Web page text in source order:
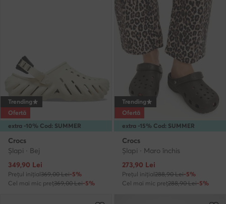
extra -10% Cod: SUMMER
Trending
Ofertă
Crocs
Şlapi · Bej
Prețul actual
349,90 Lei
Prețul inițial369,00 Lei-5%
Cel mai mic preț369,00 Lei-5%
extra -15% Cod: SUMMER
Trending
Ofertă
Crocs
Şlapi · Maro închis
Prețul actual
273,90 Lei
Prețul inițial288,90 Lei-5%
Cel mai mic preț288,90 Lei-5%